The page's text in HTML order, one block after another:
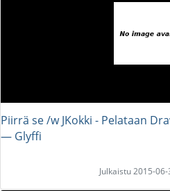
Piirrä se /w JKokki - Pelataan
― Glyffi
Julkaistu 2015-